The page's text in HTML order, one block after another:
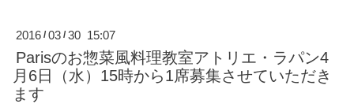
2016 /03 /30 15:07
Parisのお惣菜風料理教室アトリエ・ラパン4
月6日（水）15時から1席募集させていただき
ます